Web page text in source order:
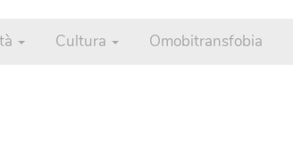
Cultura Omobitransfobia